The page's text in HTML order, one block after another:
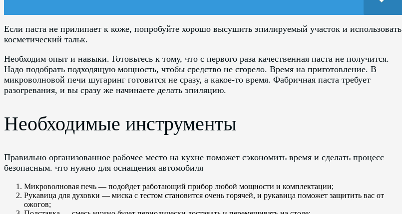
Если паста не прилипает к коже, попробуйте хорошо высушить эпилируемый участок и использовать
косметический тальк.
Необходим опыт и навыки. Готовьтесь к тому, что с первого раза качественная паста не получится.
Надо подобрать подходящую мощность, чтобы средство не сгорело. Время на приготовление. В
микроволновой печи шугаринг готовится не сразу, а какое-то время. Фабричная паста требует
разогревания, и вы сразу же начинаете делать эпиляцию.
Необходимые инструменты
Правильно организованное рабочее место на кухне поможет сэкономить время и сделать процесс
безопасным. что нужно для оснащения автомобиля
Микроволновая печь — подойдет работающий прибор любой мощности и комплектации;
Рукавица для духовки — миска с тестом становится очень горячей, и рукавица поможет защитить вас от
ожогов;